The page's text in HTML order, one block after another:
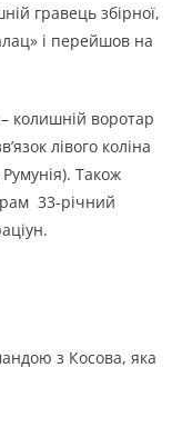
гравець збірної,
і перейшов на
колишній воротар
лівого коліна
Також
33-річний
з Косова, яка